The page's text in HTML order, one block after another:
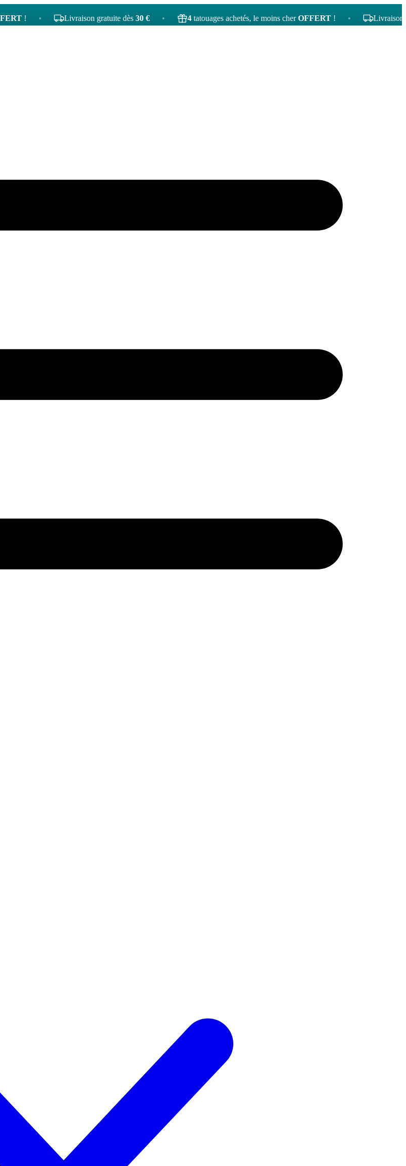
• Livraison gratuite dès30 € • 4 tatouages achetés, le moins cherOFFERT! • Livraison gratuite